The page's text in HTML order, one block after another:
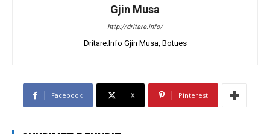
Gjin Musa
http://dritare.info/
Dritare.Info Gjin Musa, Botues
Facebook X Pinterest